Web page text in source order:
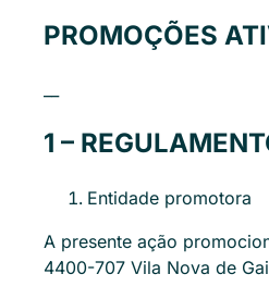
PROMOÇÕES
1 –
Entidade promotora
A presente ação
4400-707 Vila Nova de